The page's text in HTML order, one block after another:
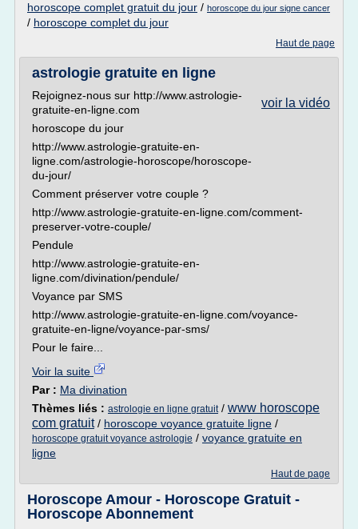
horoscope complet gratuit du jour / horoscope du jour signe cancer
/ horoscope complet du jour
Haut de page
astrologie gratuite en ligne
voir la vidéo
Rejoignez-nous sur http://www.astrologie-
gratuite-en-ligne.com
horoscope du jour
http://www.astrologie-gratuite-en-
ligne.com/astrologie-horoscope/horoscope-
du-jour/
Comment préserver votre couple ?
http://www.astrologie-gratuite-en-ligne.com/comment-
preserver-votre-couple/
Pendule
http://www.astrologie-gratuite-en-
ligne.com/divination/pendule/
Voyance par SMS
http://www.astrologie-gratuite-en-ligne.com/voyance-
gratuite-en-ligne/voyance-par-sms/
Pour le faire...
Voir la suite
Par : Ma divination
Thèmes liés : astrologie en ligne gratuit/ www horoscope
com gratuit/ horoscope voyance gratuite ligne /
horoscope gratuit voyance astrologie / voyance gratuite en
ligne
Haut de page
Horoscope Amour - Horoscope Gratuit -
Horoscope Abonnement